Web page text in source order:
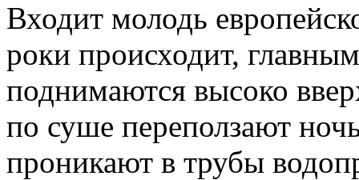
Входит молодь
роки происходит,
поднимаются высоко
по суше переползают
проникают в трубы